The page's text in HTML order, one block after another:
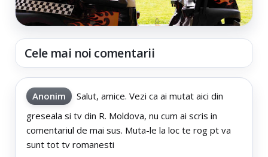
Cele mai noi comentarii
Anonim
Salut, amice. Vezi ca ai mutat aici din
greseala si tv din R. Moldova, nu cum ai scris in
comentariul de mai sus. Muta-le la loc te rog pt va
sunt tot tv romanesti